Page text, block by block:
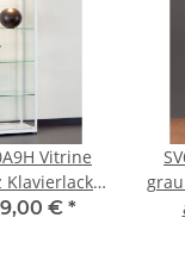
Vitrine
Klavierlack
€ *